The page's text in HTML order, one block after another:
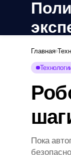
Главная
Пока